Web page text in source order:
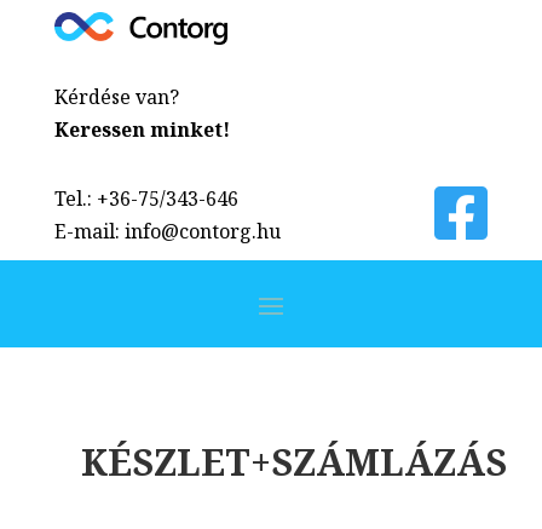
Kérdése van?
Keressen minket!
Tel.: +36-75/343-646
E-mail: info@contorg.hu
KÉSZLET+SZÁMLÁZÁS